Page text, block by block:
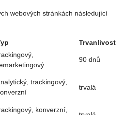
webových stránkách následující
Trvanlivost
90 dnů
trackingový,
trvalá
konverzní,